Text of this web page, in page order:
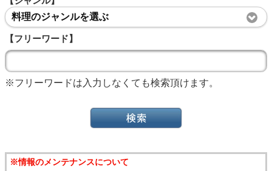
料理のジャンルを選ぶ
【フリーワード】
※フリーワードは入力しなくても検索頂けます。
※情報のメンテナンスについて